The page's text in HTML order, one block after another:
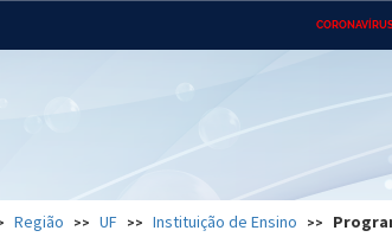
Ministério do
Regional
Região UF Instituição de Ensino